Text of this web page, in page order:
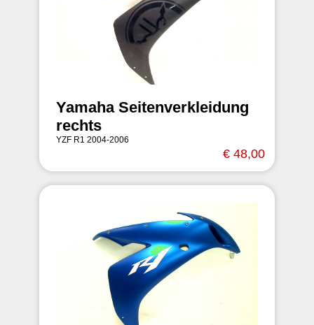
Yamaha Seitenverkleidung
rechts
YZF R1 2004-2006
€ 48,00